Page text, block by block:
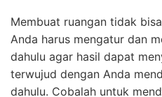
Membuat ruangan tidak
Anda harus mengatur dan
dahulu agar hasil dapat
terwujud dengan Anda
dahulu. Cobalah untuk